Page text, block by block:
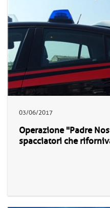
03/06/2017
Operazione "Padre
spacciatori che